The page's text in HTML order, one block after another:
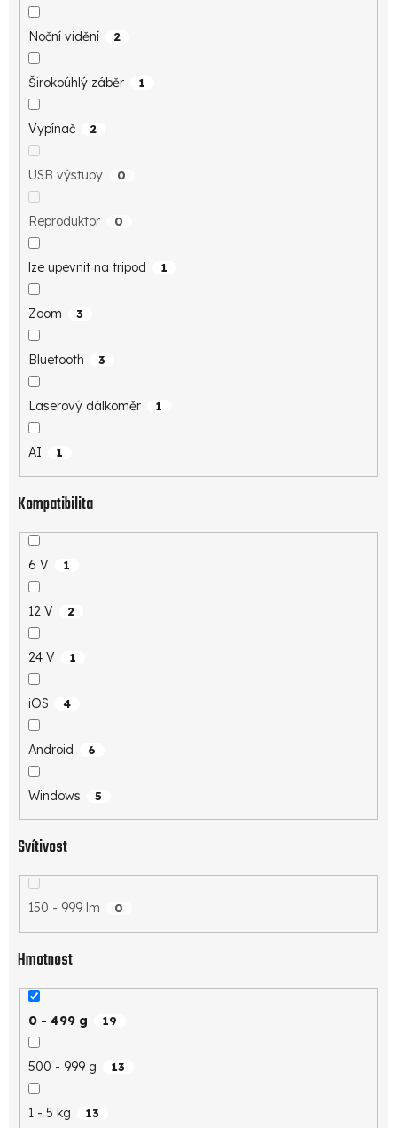
Noční vidění 2
Širokoúhlý záběr 1
Vypínač 2
USB výstupy 0
Reproduktor 0
lze upevnit na tripod 1
Zoom 3
Bluetooth 3
Laserový dálkoměr 1
AI 1
Kompatibilita
6 V 1
12 V 2
24 V 1
iOS 4
Android 6
Windows 5
Svítivost
150 - 999 lm 0
Hmotnost
0 - 499 g 19
500 - 999 g 13
1 - 5 kg 13